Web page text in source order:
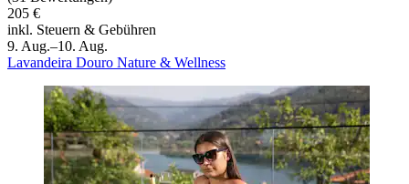
205 €
inkl. Steuern & Gebühren
9. Aug.–10. Aug.
Lavandeira Douro Nature & Wellness